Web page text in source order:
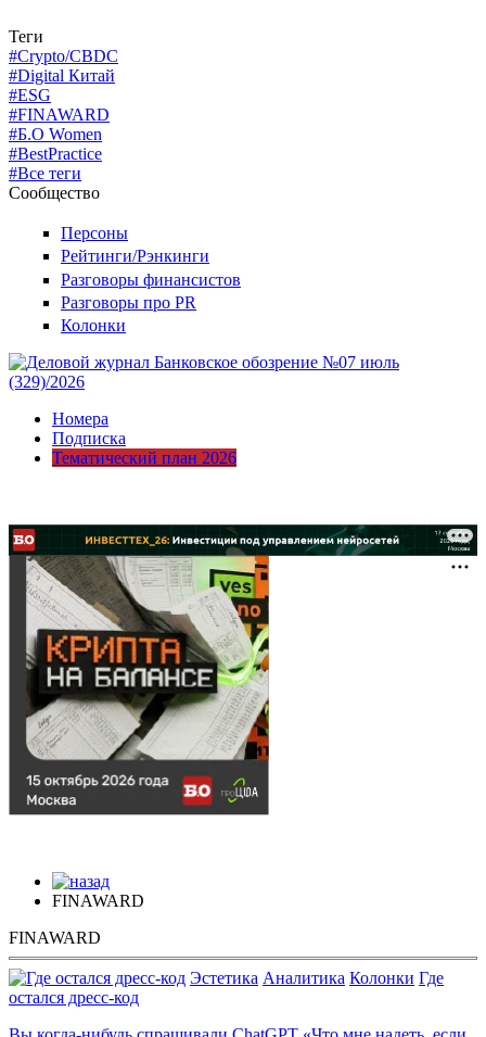
Теги
#Crypto/CBDC
#Digital Китай
#ESG
#FINAWARD
#Б.О Women
#BestPractice
#Все теги
Сообщество
Персоны
Рейтинги/Рэнкинги
Разговоры финансистов
Разговоры про PR
Колонки
Номера
Подписка
Тематический план 2026
FINAWARD
FINAWARD
Эстетика Аналитика Колонки Где
остался дресс-код